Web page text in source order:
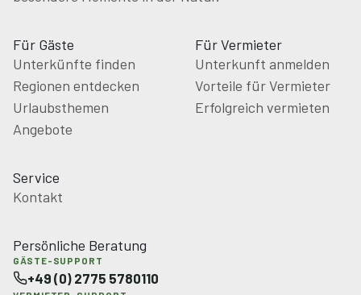
Für Gäste
Unterkünfte finden
Regionen entdecken
Urlaubsthemen
Angebote
Für Vermieter
Unterkunft anmelden
Vorteile für Vermieter
Erfolgreich vermieten
Service
Kontakt
Persönliche Beratung
GÄSTE-SUPPORT
+49 (0) 2775 5780110